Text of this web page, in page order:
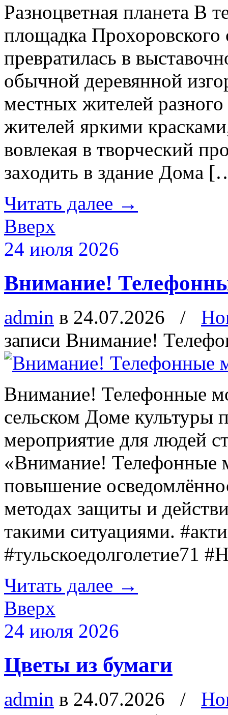
Разноцветная планета В
площадка Прохоровского
превратилась в
обычной деревянной
местных жителей разного
жителей яркими
вовлекая в творческий
заходить в здание Дома
Читать далее →
Вверх
24 июля 2026
Внимание!
admin в 24.07.2026 /
записи Внимание!
Внимание! Телефонные
сельском Доме
мероприятие для людей
«Внимание! Телефонные
повышение
методах защиты и
такими ситуациями.
#тульскоедолголетие71
Читать далее →
Вверх
24 июля 2026
Цветы из бумаги
admin в 24.07.2026 /